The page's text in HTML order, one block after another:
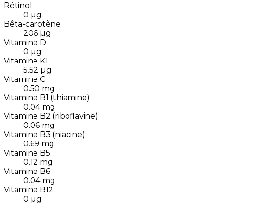
Rétinol
0 µg
Bêta-carotène
206 µg
Vitamine D
0 µg
Vitamine K1
5.52 µg
Vitamine C
0.50 mg
Vitamine B1 (thiamine)
0.04 mg
Vitamine B2 (riboflavine)
0.06 mg
Vitamine B3 (niacine)
0.69 mg
Vitamine B5
0.12 mg
Vitamine B6
0.04 mg
Vitamine B12
0 µg